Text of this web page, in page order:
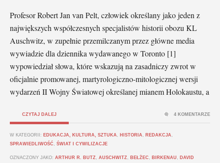
Profesor Robert Jan van Pelt, człowiek określany jako jeden z
największych współczesnych specjalistów historii obozu KL
Auschwitz, w zupełnie przemilczanym przez główne media
wywiadzie dla dziennika wydawanego w Toronto [1]
wypowiedział słowa, które wskazują na zasadniczy zwrot w
oficjalnie promowanej, martyrologiczno-mitologicznej wersji
wydarzeń II Wojny Światowej określanej mianem Holokaustu, a
CZYTAJ DALEJ
W KATEGORII: EDUKACJA, KULTURA, SZTUKA HISTORIA REDAKCJA
SPRAWIEDLIWOŚĆ
ŚWIAT I CYWILIZACJE
OZNACZONY JAKO: ARTHUR R. BUTZ AUSCHWITZ BEŁŻEC BIRKENAU
DAVID
4 KOMENTARZE